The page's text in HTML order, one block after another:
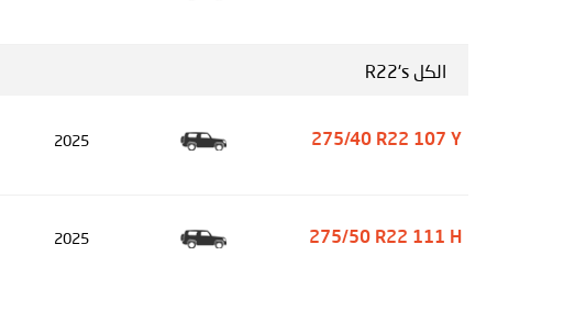
الكل R22's
275/40 R22 107 Y
2025
275/50 R22 111 H
2025